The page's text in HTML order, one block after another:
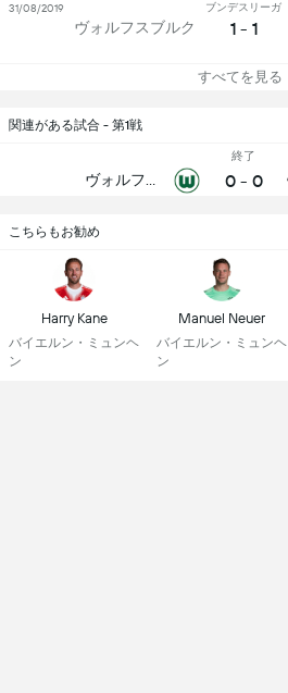
関連がある試合 - 第1戦
終了
0 - 0
ヴォルフスブルク
ブンデスリーガ
1 - 1
31/08/2019
すべてを見る
こちらもお勧め
Harry Kane
バイエルン・ミュンヘ
ン
Manuel Neuer
バイエルン・ミュンヘ
ン